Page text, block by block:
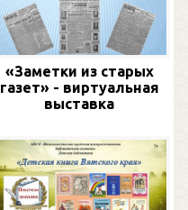
«Заметки из старых
газет» - виртуальная
выставка